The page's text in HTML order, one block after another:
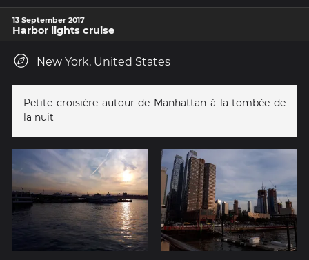
13 September 2017
Harbor lights cruise
New York, United States
Petite croisière autour de Manhattan à la tombée de
la nuit